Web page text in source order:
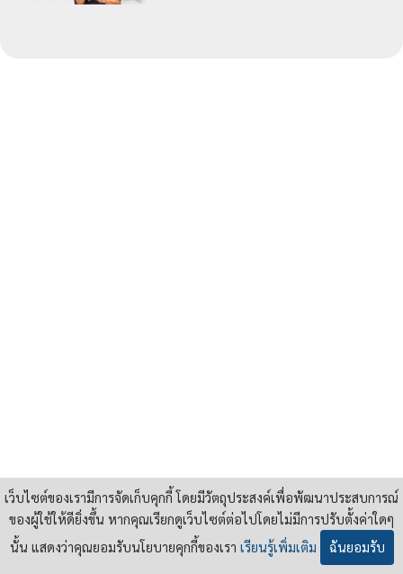
เว็บไซต์ของเรามีการจัดเก็บคุกกี้ โดยมีวัตถุประสงค์เพื่อพัฒนาประสบการณ์
ของผู้ใช้ให้ดียิ่งขึ้น หากคุณเรียกดูเว็บไซต์ต่อไปโดยไม่มีการปรับตั้งค่าใดๆ
นั้น แสดงว่าคุณยอมรับนโยบายคุกกี้ของเรา เรียนรู้เพิ่มเติม ฉันยอมรับ